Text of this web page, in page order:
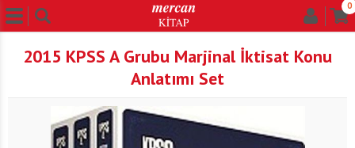
0
2015 KPSS A Grubu Marjinal İktisat Konu
Anlatımı Set